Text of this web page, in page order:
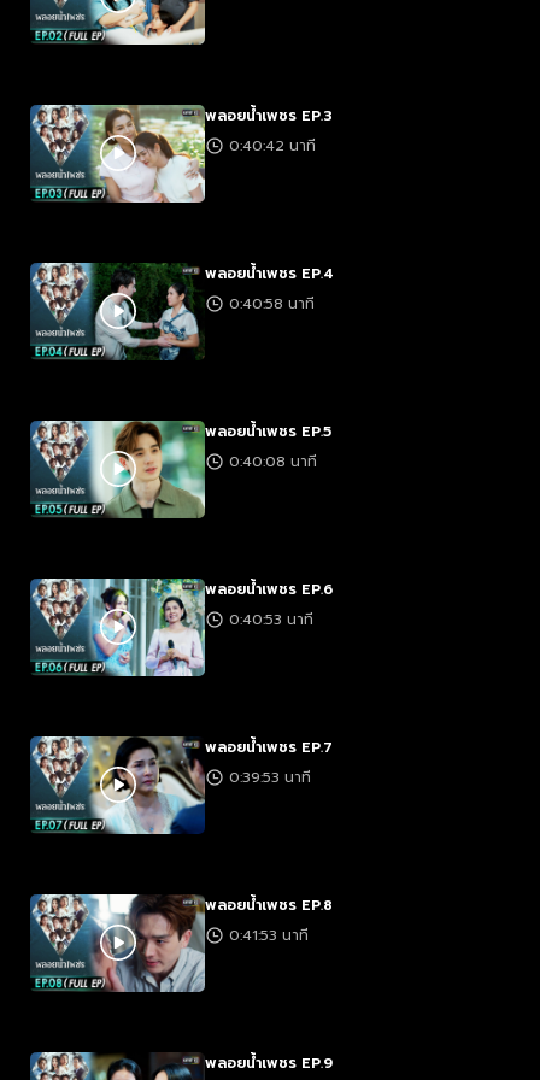
พลอยน้ำเพชร EP.3
0:40:42 นาที
พลอยน้ำเพชร EP.4
0:40:58 นาที
พลอยน้ำเพชร EP.5
0:40:08 นาที
พลอยน้ำเพชร EP.6
0:40:53 นาที
พลอยน้ำเพชร EP.7
0:39:53 นาที
พลอยน้ำเพชร EP.8
0:41:53 นาที
พลอยน้ำเพชร EP.9